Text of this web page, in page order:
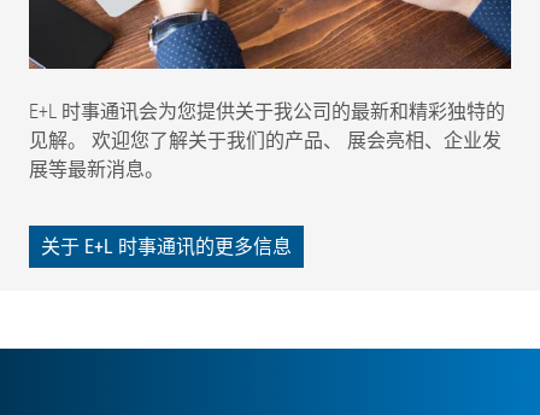
E+L 时事通讯会为您提供关于我公司的最新和精彩独特的
见解。 欢迎您了解关于我们的产品、 展会亮相、企业发
展等最新消息。
关于 E+L 时事通讯的更多信息